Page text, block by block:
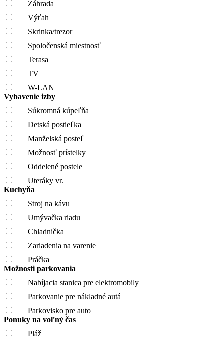
Záhrada
Výťah
Skrinka/trezor
Spoločenská miestnosť
Terasa
TV
W-LAN
Vybavenie izby
Súkromná kúpeľňa
Detská postieľka
Manželská posteľ
Možnosť prístelky
Oddelené postele
Uteráky vr.
Kuchyňa
Stroj na kávu
Umývačka riadu
Chladnička
Zariadenia na varenie
Práčka
Možnosti parkovania
Nabíjacia stanica pre elektromobily
Parkovanie pre nákladné autá
Parkovisko pre auto
Ponuky na voľný čas
Pláž